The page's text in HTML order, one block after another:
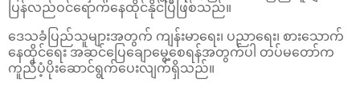
ပြန်လည်ဝင်ရောက်နေထိုင်နိုင်ပြီဖြစ်သည်။
ဒေသခံပြည်သူများအတွက် ကျန်းမာရေး၊ ပညာရေး၊ စားသောက်
နေထိုင်ရေး အဆင်ပြေချောမွေ့စေရန်အတွက်ပါ တပ်မတော်က
ကူညီပံ့ပိုးဆောင်ရွက်ပေးလျက်ရှိသည်။